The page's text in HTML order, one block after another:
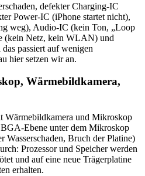
defekter Charging-IC
Power-IC (iPhone startet nicht),
weg), Audio-IC (kein Ton, „Loop
(kein Netz, kein WLAN) und
passiert auf wenigen
hier setzen wir an.
Wärmebildkamera,
Wärmebildkamera und Mikroskop
Ebene unter dem Mikroskop
Wasserschaden, Bruch der Platine)
Prozessor und Speicher werden
und auf eine neue Trägerplatine
erhalten.